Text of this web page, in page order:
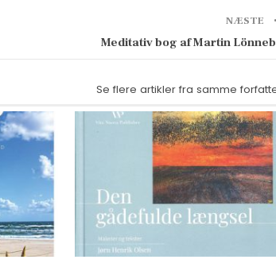
NÆSTE
Meditativ bog af Martin
Se flere artikler fra samme